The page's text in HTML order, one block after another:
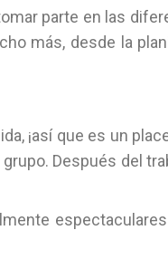
parte en las
más, desde la
¡así que es un
Después del